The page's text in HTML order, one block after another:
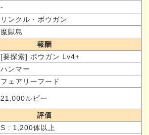
-
リンクル・ボウガン
魔獣島
報酬
[要探索] ボウガン Lv4+
ハンマー
フェアリーフード
21,000ルピー
評価
S : 1,200体以上